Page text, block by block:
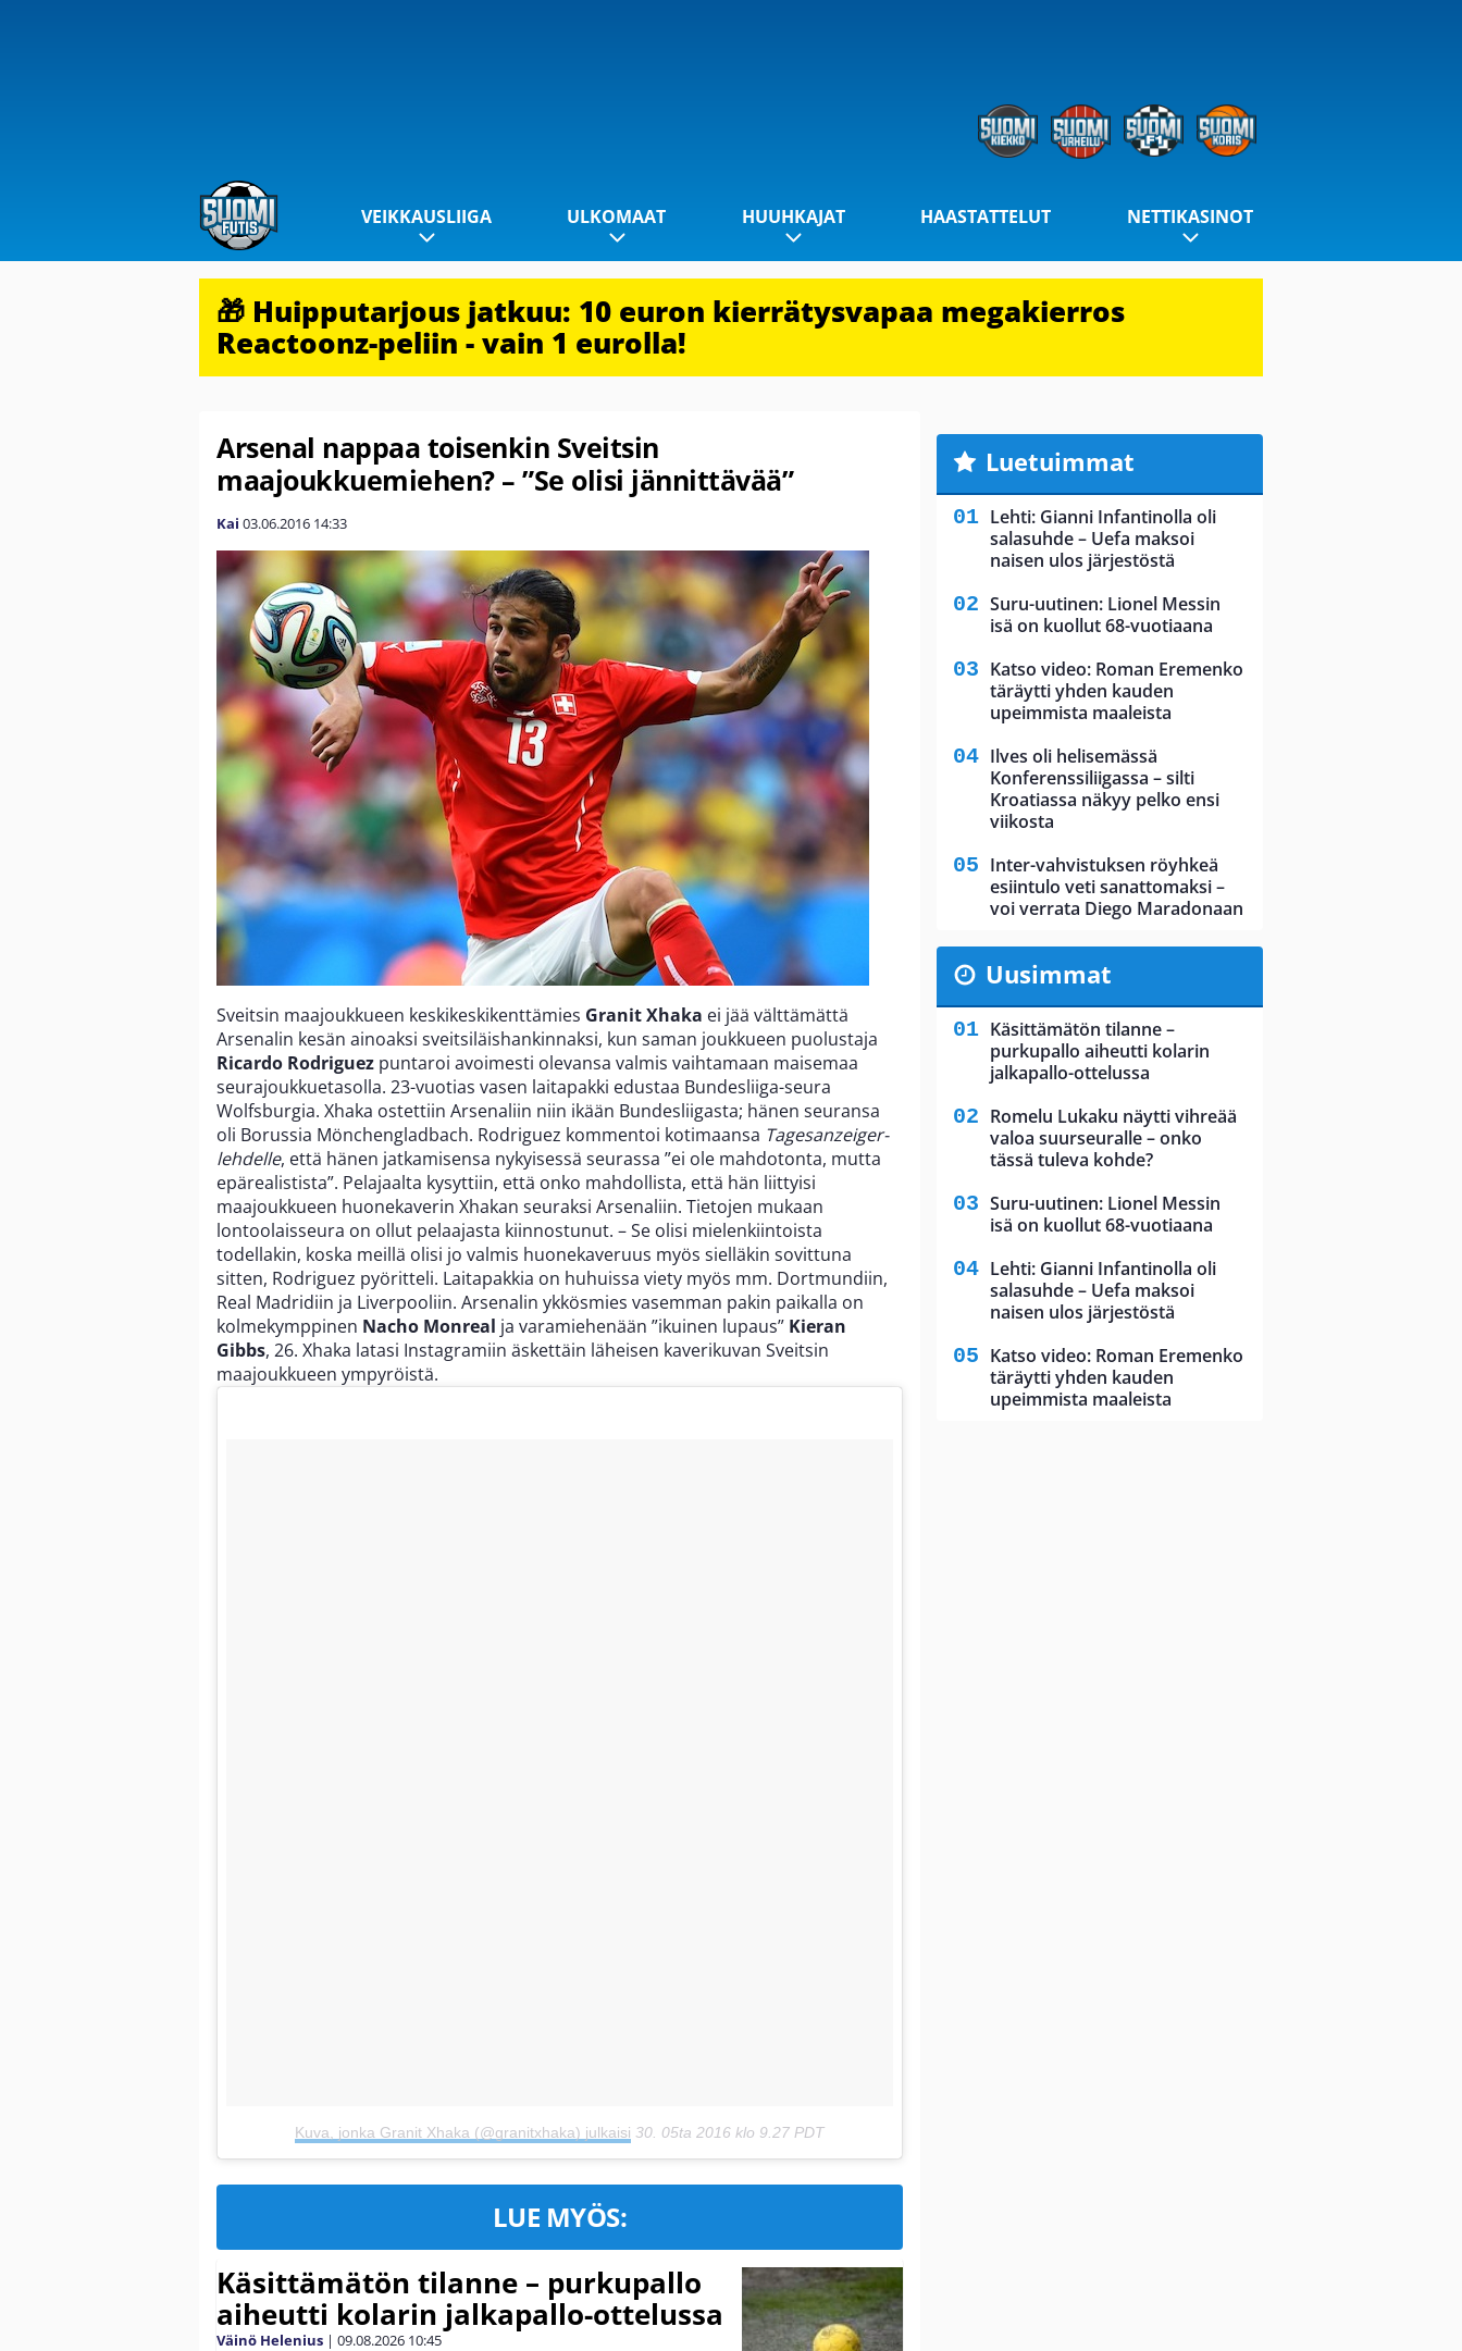
VEIKKAUSLIIGA ULKOMAAT HUUHKAJAT HAASTATTELUT NETTIKASINOT
🎁 Huipputarjous jatkuu: 10 euron kierrätysvapaa megakierros
Reactoonz-peliin - vain 1 eurolla!
Arsenal nappaa toisenkin Sveitsin
maajoukkuemiehen? – ”Se olisi jännittävää”
Kai 03.06.2016 14:33
Sveitsin maajoukkueen keskikeskikenttämies Granit Xhaka ei jää välttämättä
Arsenalin kesän ainoaksi sveitsiläishankinnaksi, kun saman joukkueen puolustaja
Ricardo Rodriguez puntaroi avoimesti olevansa valmis vaihtamaan maisemaa
seurajoukkuetasolla. 23-vuotias vasen laitapakki edustaa Bundesliiga-seura
Wolfsburgia. Xhaka ostettiin Arsenaliin niin ikään Bundesliigasta; hänen seuransa
oli Borussia Mönchengladbach. Rodriguez kommentoi kotimaansa Tagesanzeiger-
lehdelle, että hänen jatkamisensa nykyisessä seurassa ”ei ole mahdotonta, mutta
epärealistista”. Pelajaalta kysyttiin, että onko mahdollista, että hän liittyisi
maajoukkueen huonekaverin Xhakan seuraksi Arsenaliin. Tietojen mukaan
lontoolaisseura on ollut pelaajasta kiinnostunut. – Se olisi mielenkiintoista
todellakin, koska meillä olisi jo valmis huonekaveruus myös sielläkin sovittuna
sitten, Rodriguez pyöritteli. Laitapakkia on huhuissa viety myös mm. Dortmundiin,
Real Madridiin ja Liverpooliin. Arsenalin ykkösmies vasemman pakin paikalla on
kolmekymppinen Nacho Monreal ja varamiehenään ”ikuinen lupaus” Kieran
Gibbs, 26. Xhaka latasi Instagramiin äskettäin läheisen kaverikuvan Sveitsin
maajoukkueen ympyröistä.
Kuva, jonka Granit Xhaka (@granitxhaka) julkaisi 30. 05ta 2016 klo 9.27 PDT
LUE MYÖS:
Käsittämätön tilanne – purkupallo
aiheutti kolarin jalkapallo-ottelussa
Väinö Helenius | 09.08.2026 10:45
Luetuimmat
Lehti: Gianni Infantinolla oli
salasuhde – Uefa maksoi
naisen ulos järjestöstä
Suru-uutinen: Lionel Messin
isä on kuollut 68-vuotiaana
Katso video: Roman Eremenko
täräytti yhden kauden
upeimmista maaleista
Ilves oli helisemässä
Konferenssiliigassa – silti
Kroatiassa näkyy pelko ensi
viikosta
Inter-vahvistuksen röyhkeä
esiintulo veti sanattomaksi –
voi verrata Diego Maradonaan
Uusimmat
Käsittämätön tilanne –
purkupallo aiheutti kolarin
jalkapallo-ottelussa
Romelu Lukaku näytti vihreää
valoa suurseuralle – onko
tässä tuleva kohde?
Suru-uutinen: Lionel Messin
isä on kuollut 68-vuotiaana
Lehti: Gianni Infantinolla oli
salasuhde – Uefa maksoi
naisen ulos järjestöstä
Katso video: Roman Eremenko
täräytti yhden kauden
upeimmista maaleista